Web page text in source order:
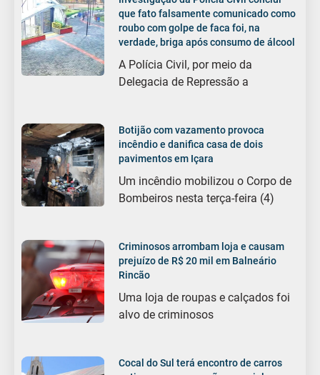
que fato falsamente comunicado como
roubo com golpe de faca foi, na
verdade, briga após consumo de álcool
A Polícia Civil, por meio da
Delegacia de Repressão a
Botijão com vazamento provoca
incêndio e danifica casa de dois
pavimentos em Içara
Um incêndio mobilizou o Corpo de
Bombeiros nesta terça-feira (4)
Criminosos arrombam loja e causam
prejuízo de R$ 20 mil em Balneário
Rincão
Uma loja de roupas e calçados foi
alvo de criminosos
Cocal do Sul terá encontro de carros